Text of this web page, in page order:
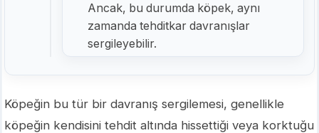
Ancak, bu durumda köpek, aynı
zamanda tehditkar davranışlar
sergileyebilir.
Köpeğin bu tür bir davranış sergilemesi, genellikle
köpeğin kendisini tehdit altında hissettiği veya korktuğu